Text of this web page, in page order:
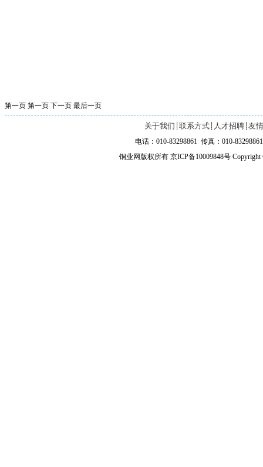
第一页 第一页 下一页 最后一页
关于我们 ┊ 联系方式 ┊ 人才招聘 ┊ 友
电话：010-83298861 传真：010-
铜业网版权所有 京ICP备10009848号